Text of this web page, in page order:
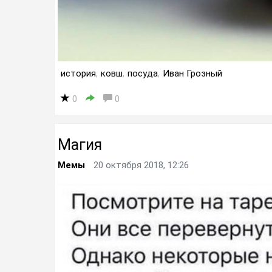
история, ковш, посуда, Иван Грозный
0 0
Магия
Мемы 20 октября 2018, 12:26